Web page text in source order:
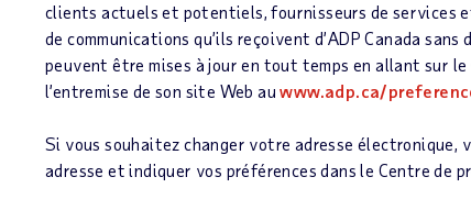
clients actuels et potentiels, fournisseurs de services
de communications qu’ils reçoivent d’ADP Canada
peuvent être mises à jour en tout temps en allant sur le
l’entremise de son site Web auwww.adp.ca/
Si vous souhaitez changer votre adresse électronique,
adresse et indiquer vos préférences dans le Centre de